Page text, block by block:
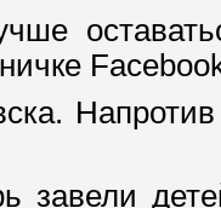
завели